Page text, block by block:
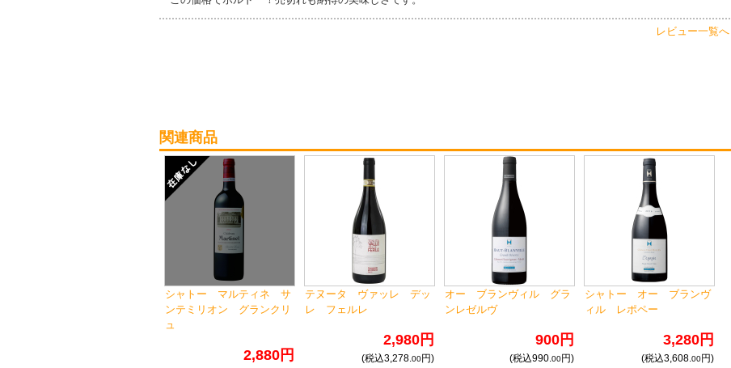
レビュー一覧へ
関連商品
シャトー マルティネ サ
ンテミリオン グランクリ
ュ
2,880円
テヌータ ヴァッレ デッ
レ フェルレ
2,980円
(税込3,278.00円)
オー ブランヴィル グラ
ンレゼルヴ
900円
(税込990.00円)
シャトー オー ブランヴ
ィル レポペー
3,280円
(税込3,608.00円)